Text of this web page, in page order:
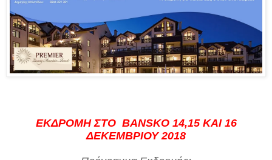
ΕΚΔΡΟΜΗ ΣΤΟ BANSKO 14,15 KAI16
ΔΕΚΕΜΒΡΙΟΥ 2018